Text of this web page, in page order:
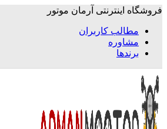
فروشگاه اینترنتی آرمان موتور
مطالب کاربران
مشاوره
برندها